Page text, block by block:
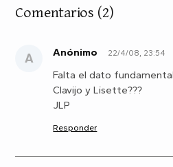
Comentarios (2)
A Anónimo 22/4/08, 23:54
Falta el dato
Clavijo y Lisette???
JLP
Responder